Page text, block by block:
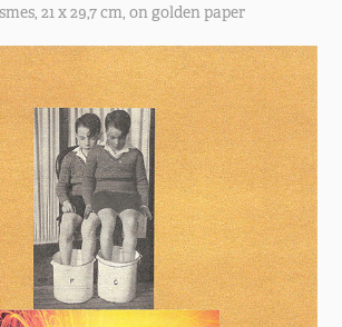
21 x 29,7 cm, on golden paper